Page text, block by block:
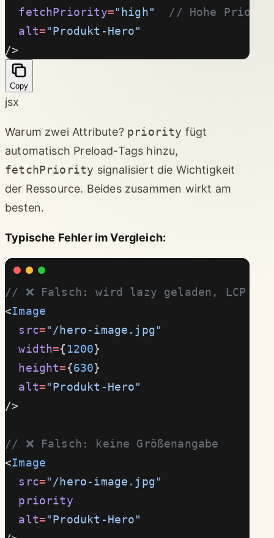
  fetchPriority
="high"
// Hohe
  alt
="Produkt-Hero"
/>
Copy
jsx
Warum zwei Attribute? priority fügt
automatisch Preload-Tags hinzu,
fetchPriority signalisiert die Wichtigkeit
der Ressource. Beides zusammen wirkt am
besten.
Typische Fehler im Vergleich:
// ❌ Falsch: wird lazy geladen, LCP
<Image
  src
="/hero-image.jpg"
  width
={ 1200}
  height
={630}
  alt
="Produkt-Hero"
/>
// ❌ Falsch: keine Größenangabe
<Image
  src
="/hero-image.jpg"
  priority
  alt
="Produkt-Hero"